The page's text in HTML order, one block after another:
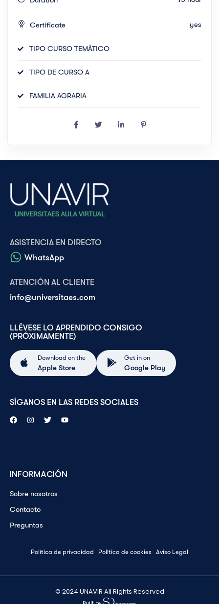
Certificate yes
TIPO CURSO TEMÁTICO
TIPO DE CURSO A
FAMILIA AGRARIA
INFORMACIÓN
Sobre nosotros
Contacto
Preguntas
ASISTENCIA EN DIRECTO
WhatsApp
ATENCIÓN AL CLIENTE
info@universitaes.com
LLÉVESE LO APRENDIDO CONSIGO
(PRÓXIMAMENTE)
Download on the
Apple Store
Get in on
Google Play
SÍGANOS EN LAS REDES SOCIALES
© 2024 UNAVIR All Rights Reserved
Política de privacidad Política de cookies Aviso Legal